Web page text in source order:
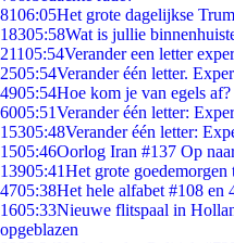
8106:05Het grote dagelijkse
18305:58Wat is jullie
21105:54Verander een letter
2505:54Verander één letter.
4905:54Hoe kom je van egels af?
6005:51Verander één letter:
15305:48Verander één letter:
1505:46Oorlog Iran #137 Op
13905:41Het grote goedemorgen
4705:38Het hele alfabet #108 en
1605:33Nieuwe flitspaal in
opgeblazen